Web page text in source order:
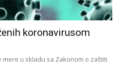
koronavirusom
mere u skladu sa Zakonom o zaštiti